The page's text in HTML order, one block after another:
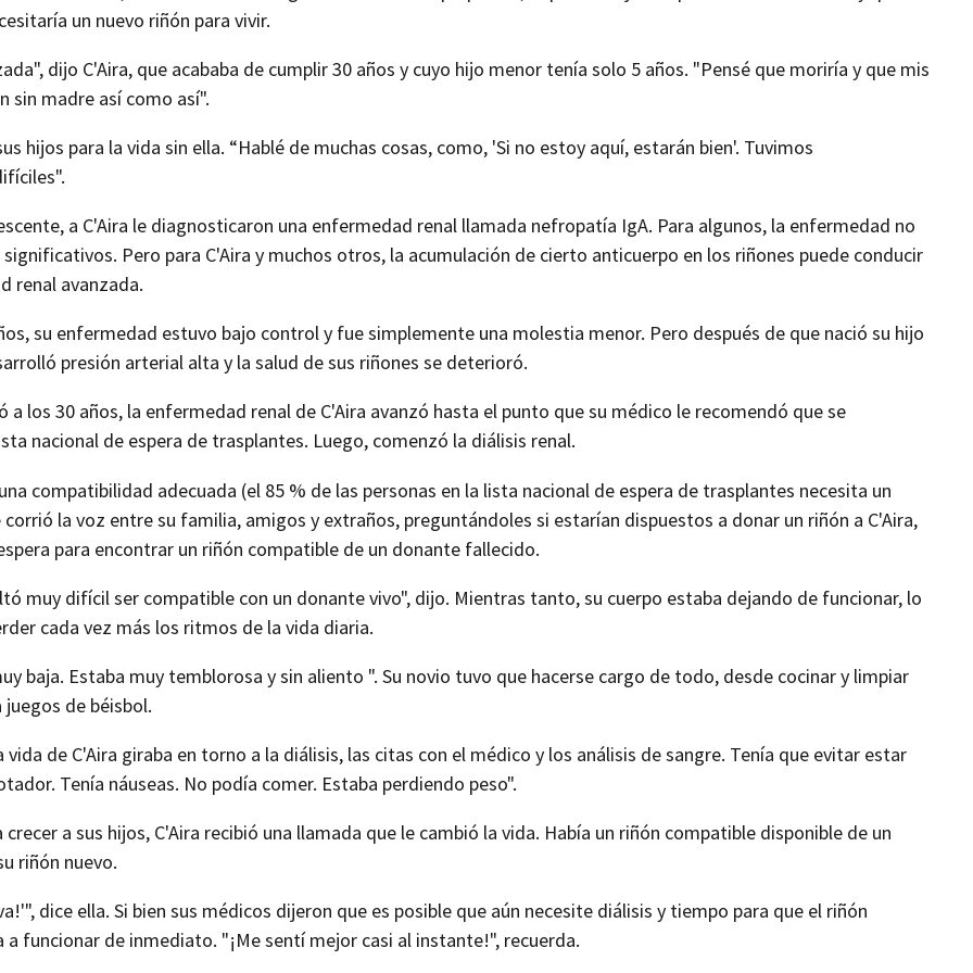
un nuevo riñón para vivir.
dijo C'Aira, que acababa de cumplir 30 años y cuyo hijo menor tenía solo 5 años. "Pensé que moriría y que mis
sin madre así como así".
hijos para la vida sin ella. “Hablé de muchas cosas, como, 'Si no estoy aquí, estarán bien'. Tuvimos
a C'Aira le diagnosticaron una enfermedad renal llamada nefropatía IgA. Para algunos, la enfermedad no
Pero para C'Aira y muchos otros, la acumulación de cierto anticuerpo en los riñones puede conducir
renal avanzada.
su enfermedad estuvo bajo control y fue simplemente una molestia menor. Pero después de que nació su hijo
presión arterial alta y la salud de sus riñones se deterioró.
a los 30 años, la enfermedad renal de C'Aira avanzó hasta el punto que su médico le recomendó que se
nacional de espera de trasplantes. Luego, comenzó la diálisis renal.
compatibilidad adecuada (el 85 % de las personas en la lista nacional de espera de trasplantes necesita un
la voz entre su familia, amigos y extraños, preguntándoles si estarían dispuestos a donar un riñón a C'Aira,
para encontrar un riñón compatible de un donante fallecido.
muy difícil ser compatible con un donante vivo", dijo. Mientras tanto, su cuerpo estaba dejando de funcionar, lo
cada vez más los ritmos de la vida diaria.
baja. Estaba muy temblorosa y sin aliento ". Su novio tuvo que hacerse cargo de todo, desde cocinar y limpiar
de béisbol.
de C'Aira giraba en torno a la diálisis, las citas con el médico y los análisis de sangre. Tenía que evitar estar
Tenía náuseas. No podía comer. Estaba perdiendo peso".
a sus hijos, C'Aira recibió una llamada que le cambió la vida. Había un riñón compatible disponible de un
riñón nuevo.
dice ella. Si bien sus médicos dijeron que es posible que aún necesite diálisis y tiempo para que el riñón
funcionar de inmediato. "¡Me sentí mejor casi al instante!", recuerda.